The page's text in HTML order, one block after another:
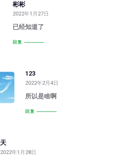
彬彬
2022年1月27日
已经知道了
回复
123
2022年2月4日
所以是啥啊
回复
天
2022年1月28日